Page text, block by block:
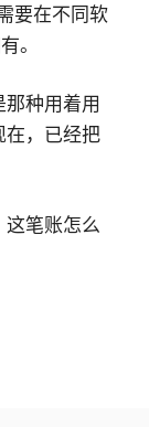
要在不同软
。
种用着用
在，已经把
笔账怎么